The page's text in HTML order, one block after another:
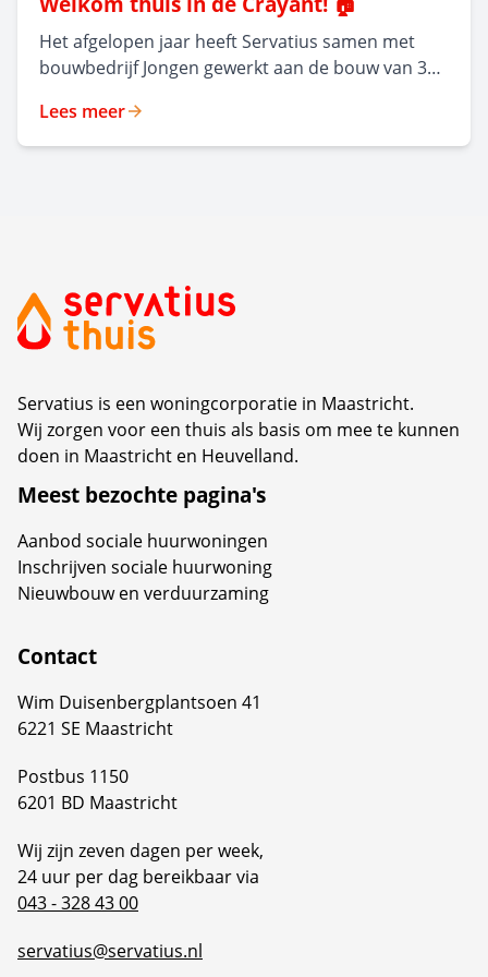
Het afgelopen jaar heeft Servatius samen met
bouwbedrijf Jongen gewerkt aan de bouw van 35
levensloopbestendige huurappartementen in
Malpertuis. Het nieuwe appartementencomplex,
oplevering van dit nieuwe complex werd gevierd.
Lees meer
Servatius is een woningcorporatie in Maastricht.
Wij zorgen voor een thuis als basis om mee te kunnen
doen in Maastricht en Heuvelland.
Meest bezochte pagina's
Aanbod sociale huurwoningen
Inschrijven sociale huurwoning
Nieuwbouw en verduurzaming
Contact
Wim Duisenbergplantsoen 41
6221 SE Maastricht
Postbus 1150
6201 BD Maastricht
Wij zijn zeven dagen per week,
24 uur per dag bereikbaar via
043 - 328 43 00
servatius@servatius.nl